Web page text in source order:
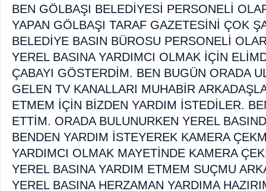
BEN GÖLBAŞI BELEDİYESİ PERSONELİ
YAPAN GÖLBAŞI TARAF GAZETESİNİ ÇOK
BELEDİYE BASIN BÜROSU PERSONELİ
YEREL BASINA YARDIMCI OLMAK İÇİN
ÇABAYI GÖSTERDİM. BEN BUGÜN ORADA
GELEN TV KANALLARI MUHABİR
ETMEM İÇİN BİZDEN YARDIM İSTEDİLER.
ETTİM. ORADA BULUNURKEN YEREL
BENDEN YARDIM İSTEYEREK KAMERA
YARDIMCI OLMAK MAYETİNDE KAMERA
YEREL BASINA YARDIM ETMEM SUÇMU
YEREL BASINA HERZAMAN YARDIMA